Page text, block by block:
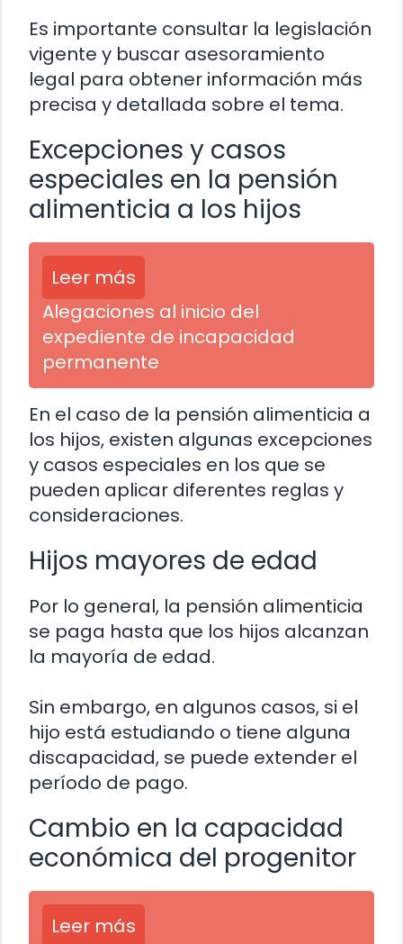
Es importante consultar la legislación
vigente y buscar asesoramiento
legal para obtener información más
precisa y detallada sobre el tema.
Excepciones y casos
especiales en la pensión
alimenticia a los hijos
Leer más
Alegaciones al inicio del
expediente de incapacidad
permanente
En el caso de la pensión alimenticia a
los hijos, existen algunas excepciones
y casos especiales en los que se
pueden aplicar diferentes reglas y
consideraciones.
Hijos mayores de edad
Por lo general, la pensión alimenticia
se paga hasta que los hijos alcanzan
la mayoría de edad.
Sin embargo, en algunos casos, si el
hijo está estudiando o tiene alguna
discapacidad, se puede extender el
período de pago.
Cambio en la capacidad
económica del progenitor
Leer más